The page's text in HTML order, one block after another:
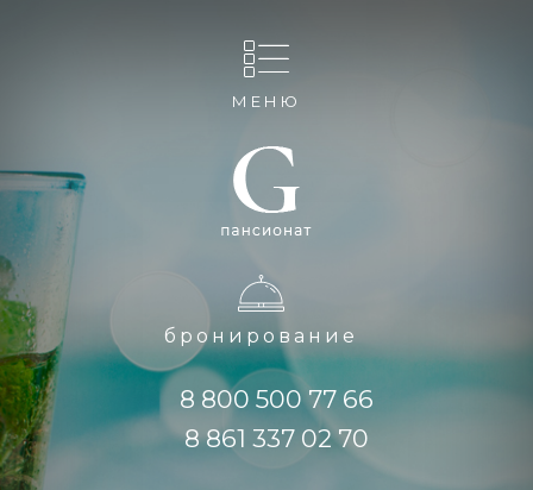
МЕНЮ
бронирование
8 800 500 77 66
8 861 337 02 70